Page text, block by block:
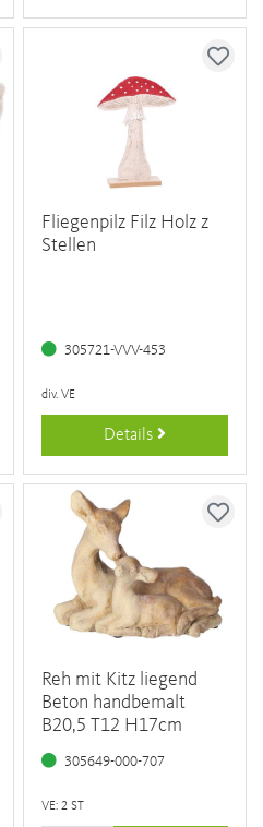
Fliegenpilz Filz Holz z
Stellen
305721-VVV-453
div. VE
Details
Reh mit Kitz liegend
Beton handbemalt
B20,5 T12 H17cm
305649-000-707
VE: 2 ST